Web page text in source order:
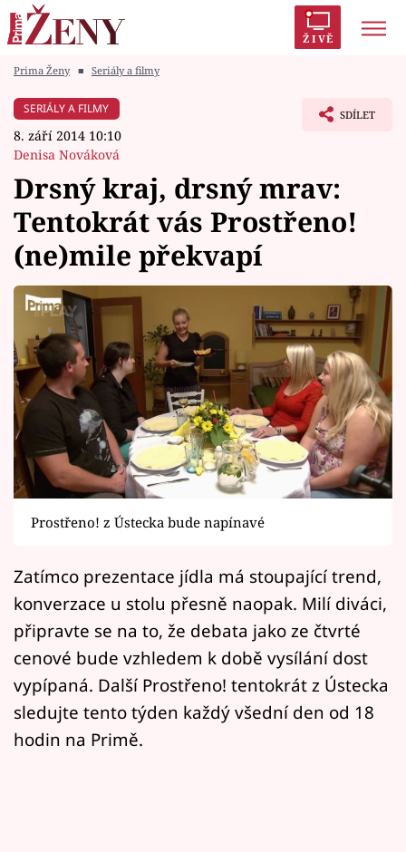
ŽIVĚ
Módní alarm
Témata
Celebrity
Vztahy
Seriály
Horoskopy
Sledujte prima+
Filmový festival Karlovy Vary
Mámy sobě
Přihlášení
Sledujte nás
Prima Ženy ■ Seriály a filmy
SERIÁLY A FILMY
8. září 2014 10:10
Denisa Nováková
SDÍLET
Drsný kraj, drsný mrav:
Tentokrát vás Prostřeno!
(ne)mile překvapí
Prostřeno! z Ústecka bude napínavé
Zatímco prezentace jídla má stoupající trend,
konverzace u stolu přesně naopak. Milí diváci,
připravte se na to, že debata jako ze čtvrté
cenové bude vzhledem k době vysílání dost
vypípaná. Další Prostřeno! tentokrát z Ústecka
sledujte tento týden každý všední den od 18
hodin na Primě.